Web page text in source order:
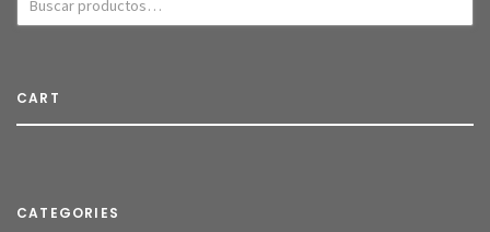
CART
CATEGORIES